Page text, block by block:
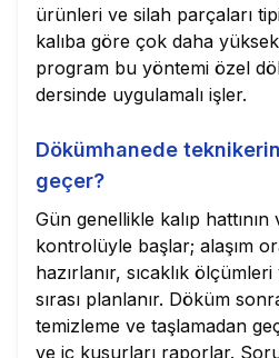
ürünleri ve silah parçaları
kalıba göre çok daha
program bu yöntemi özel
dersinde uygulamalı işler.
Dökümhanede
geçer?
Gün genellikle kalıp hattının
kontrolüyle başlar; alaşım
hazırlanır, sıcaklık
sırası planlanır. Döküm
temizleme ve taşlamadan
ve iç kusurları raporlar.